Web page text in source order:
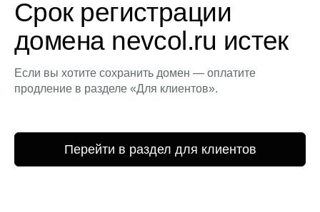
Срок регистрации
домена nevcol.ru истек
Если вы хотите сохранить домен — оплатите
продление в разделе «Для клиентов».
Перейти в раздел для клиентов